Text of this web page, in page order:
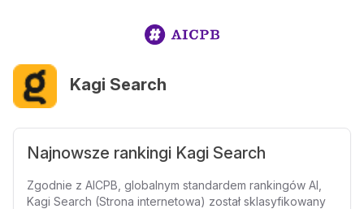
Kagi Search
Najnowsze rankingi Kagi Search
Zgodnie z AICPB, globalnym standardem rankingów AI,
Kagi Search (Strona internetowa) został sklasyfikowany